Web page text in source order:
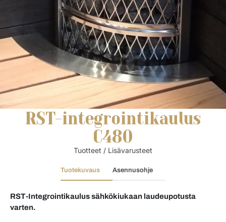
RST-integrointikaulus
C480
Tuotteet / Lisävarusteet
Tuotekuvaus Asennusohje
RST-Integrointikaulus sähkökiukaan laudeupotusta
varten.